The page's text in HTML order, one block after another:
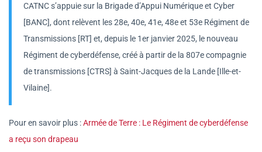
CATNC s’appuie sur la Brigade d’Appui Numérique et Cyber
[BANC], dont relèvent les 28e, 40e, 41e, 48e et 53e Régiment de
Transmissions [RT] et, depuis le 1er janvier 2025, le nouveau
Régiment de cyberdéfense, créé à partir de la 807e compagnie
de transmissions [CTRS] à Saint-Jacques de la Lande [Ille-et-
Vilaine].
Pour en savoir plus :Armée de Terre : Le Régiment de cyberdéfense
a reçu son drapeau